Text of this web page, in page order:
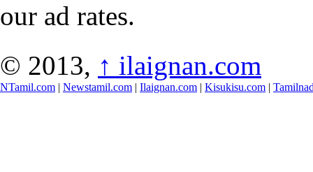
our ad rates.
© 2013, ↑ ilaignan.com
NTamil.com | Newstamil.com | Ilaignan.com | Kisukisu.com |